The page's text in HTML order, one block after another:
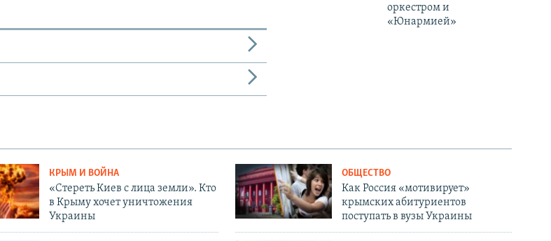
оркестром и
«Юнармией»
КРЫМ И ВОЙНА
«Стереть Киев с лица земли». Кто
в Крыму хочет уничтожения
Украины
ОБЩЕСТВО
Как Россия «мотивирует»
крымских абитуриентов
поступать в вузы Украины